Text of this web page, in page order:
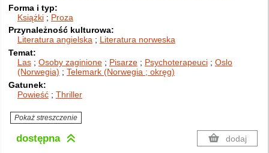
Forma i typ
Książki
Proza
Przynależność kulturowa
Literatura angielska
Literatura norweska
Temat
Las
Osoby zaginione Pisarze Psychoterapeuci
Oslo
(Norwegia)
Telemark (Norwegia ; okręg)
Gatunek
Powieść
Thriller
Pokaż streszczenie
dostępna dodaj